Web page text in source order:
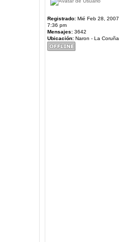
Registrado:Mié Feb 28, 2007
7:36 pm
Mensajes:3642
Ubicación:Naron - La Coruña